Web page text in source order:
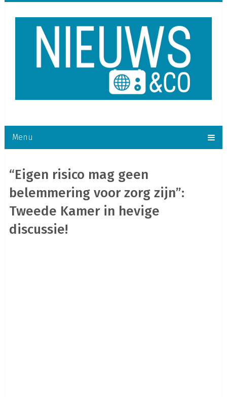
Menu
“Eigen risico mag geen
belemmering voor zorg zijn”:
Tweede Kamer in hevige
discussie!